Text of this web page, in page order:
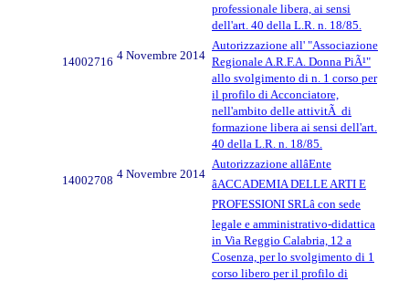
professionale libera, ai sensi
dell'art. 40 della L.R. n. 18/85.
14002716 4 Novembre 2014
Autorizzazione all' "Associazione
Regionale A.R.F.A. Donna PiÃ¹"
allo svolgimento di n. 1 corso per
il profilo di Acconciatore,
nell'ambito delle attivitÃ di
formazione libera ai sensi dell'art.
40 della L.R. n. 18/85.
14002708 4 Novembre 2014
Autorizzazione allâEnte
âACCADEMIA DELLE ARTI E
PROFESSIONI SRLâ con sede
legale e amministrativo-didattica
in Via Reggio Calabria, 12 a
Cosenza, per lo svolgimento di 1
corso libero per il profilo di